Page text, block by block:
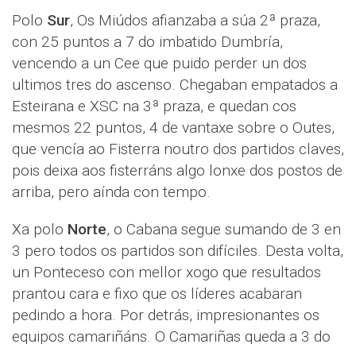
Polo Sur, Os Miúdos afianzaba a súa 2ª praza,
con 25 puntos a 7 do imbatido Dumbría,
vencendo a un Cee que puido perder un dos
ultimos tres do ascenso. Chegaban empatados a
Esteirana e XSC na 3ª praza, e quedan cos
mesmos 22 puntos, 4 de vantaxe sobre o Outes,
que vencía ao Fisterra noutro dos partidos claves,
pois deixa aos fisterráns algo lonxe dos postos de
arriba, pero aínda con tempo.
Xa polo Norte, o Cabana segue sumando de 3 en
3 pero todos os partidos son difíciles. Desta volta,
un Ponteceso con mellor xogo que resultados
prantou cara e fixo que os líderes acabaran
pedindo a hora. Por detrás, impresionantes os
equipos camariñáns. O Camariñas queda a 3 do